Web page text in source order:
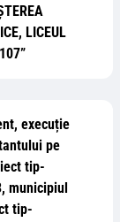
LICEUL
execuție
pe
tip-
municipiul
tip-